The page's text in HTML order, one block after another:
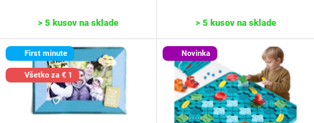
> 5 kusov na sklade > 5 kusov na sklade
First minute
Všetko za € 1
Novinka